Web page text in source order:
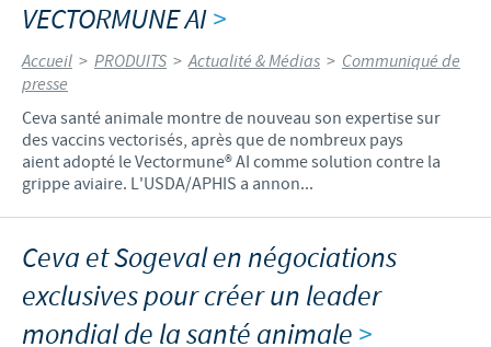
VECTORMUNE AI>
Accueil > PRODUITS > Actualité & Médias > Communiqué de
presse
Ceva santé animale montre de nouveau son expertise sur
des vaccins vectorisés, après que de nombreux pays
aient adopté le Vectormune® AI comme solution contre la
grippe aviaire. L'USDA/APHIS a annon...
Ceva et Sogeval en négociations
exclusives pour créer un leader
mondial de la santé animale >